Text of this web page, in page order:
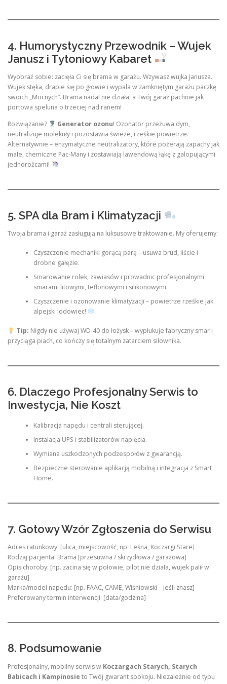
4. Humorystyczny Przewodnik – Wujek
Janusz i Tytoniowy Kabaret
Wyobraź sobie: zacięła Ci się brama w garażu. Wzywasz wujka Janusza.
Wujek stęka, drapie się po głowie i wypala w zamkniętym garażu paczkę
swoich „Mocnych”. Brama nadal nie działa, a Twój garaż pachnie jak
portowa speluna o trzeciej nad ranem!
Rozwiązanie?
Generator ozonu! Ozonator przeżuwa dym,
neutralizuje molekuły i pozostawia świeże, rześkie powietrze.
Alternatywnie – enzymatyczne neutralizatory, które pożerają zapachy jak
małe, chemiczne Pac-Many i zostawiają lawendową łąkę z galopującymi
jednorożcami!
5. SPA dla Bram i Klimatyzacji
Twoja brama i garaż zasługują na luksusowe traktowanie. My oferujemy:
Czyszczenie mechaniki gorącą parą – usuwa brud, liście i
drobne gałęzie.
Smarowanie rolek, zawiasów i prowadnic profesjonalnymi
smarami litowymi, teflonowymi i silikonowymi.
Czyszczenie i ozonowanie klimatyzacji – powietrze rześkie jak
alpejski lodowiec!
Tip: Nigdy nie używaj WD-40 do łożysk – wypłukuje fabryczny smar i
przyciąga piach, co kończy się totalnym zatarciem siłownika.
6. Dlaczego Profesjonalny Serwis to
Inwestycja, Nie Koszt
Kalibracja napędu i centrali sterującej.
Instalacja UPS i stabilizatorów napięcia.
Wymiana uszkodzonych podzespołów z gwarancją.
Bezpieczne sterowanie aplikacją mobilną i integracja z Smart
Home.
7. Gotowy Wzór Zgłoszenia do Serwisu
Adres ratunkowy: [ulica, miejscowość, np. Leśna, Koczargi Stare]
Rodzaj pacjenta: Brama [przesuwna / skrzydłowa / garażowa]
Opis choroby: [np. zacina się w połowie, pilot nie działa, wujek palił w
garażu]
Marka/model napędu: [np. FAAC, CAME, Wiśniowski – jeśli znasz]
Preferowany termin interwencji: [data/godzina]
8. Podsumowanie
Profesjonalny, mobilny serwis w Koczargach Starych, Starych
Babicach i Kampinosie to Twój gwarant spokoju. Niezależnie od typu